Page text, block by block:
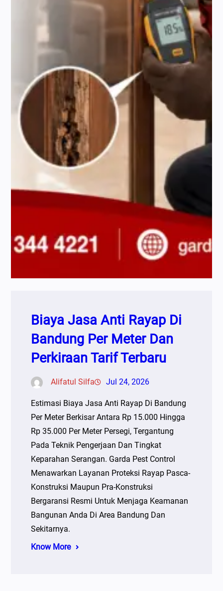
Biaya Jasa Anti Rayap Di
Bandung Per Meter Dan
Perkiraan Tarif Terbaru
Alifatul Silfa Jul 24, 2026
Estimasi Biaya Jasa Anti Rayap Di Bandung
Per Meter Berkisar Antara Rp 15.000 Hingga
Rp 35.000 Per Meter Persegi, Tergantung
Pada Teknik Pengerjaan Dan Tingkat
Keparahan Serangan. Garda Pest Control
Menawarkan Layanan Proteksi Rayap Pasca-
Konstruksi Maupun Pra-Konstruksi
Bergaransi Resmi Untuk Menjaga Keamanan
Bangunan Anda Di Area Bandung Dan
Sekitarnya.
Know More